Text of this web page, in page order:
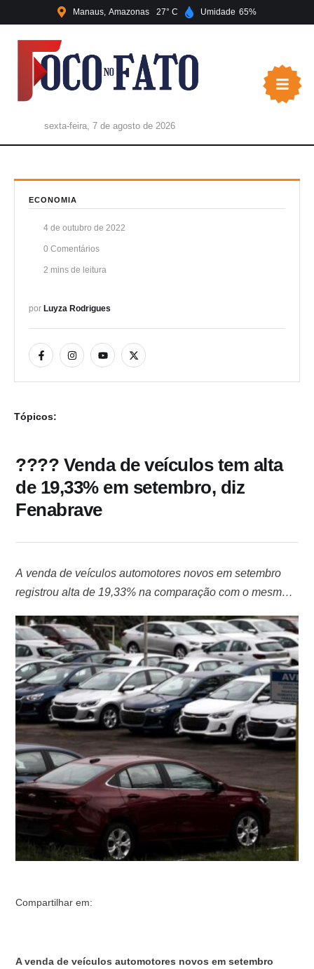
Manaus Amazonas 27 Umidade 65
sexta-feira, 7 de agosto de 2026
ECONOMIA
4 de outubro de 2022
0 Comentários
2 mins de leitura
por Luyza Rodrigues
Tópicos:
???? Venda de veículos tem alta
de 19,33% em setembro, diz
Fenabrave
A venda de veículos automotores novos em setembro
registrou alta de 19,33% na comparação com o mesmo
335.304 unidades, ante 280.979 em setembro do ano
passado. A Federação Nacional da Distribuição de
Veículos Automotores (Fenabrave) divulgou hoje (4) os
dados de setembro. Na comparação com agosto, as …
Compartilhar em:
A venda de veículos automotores novos em setembro